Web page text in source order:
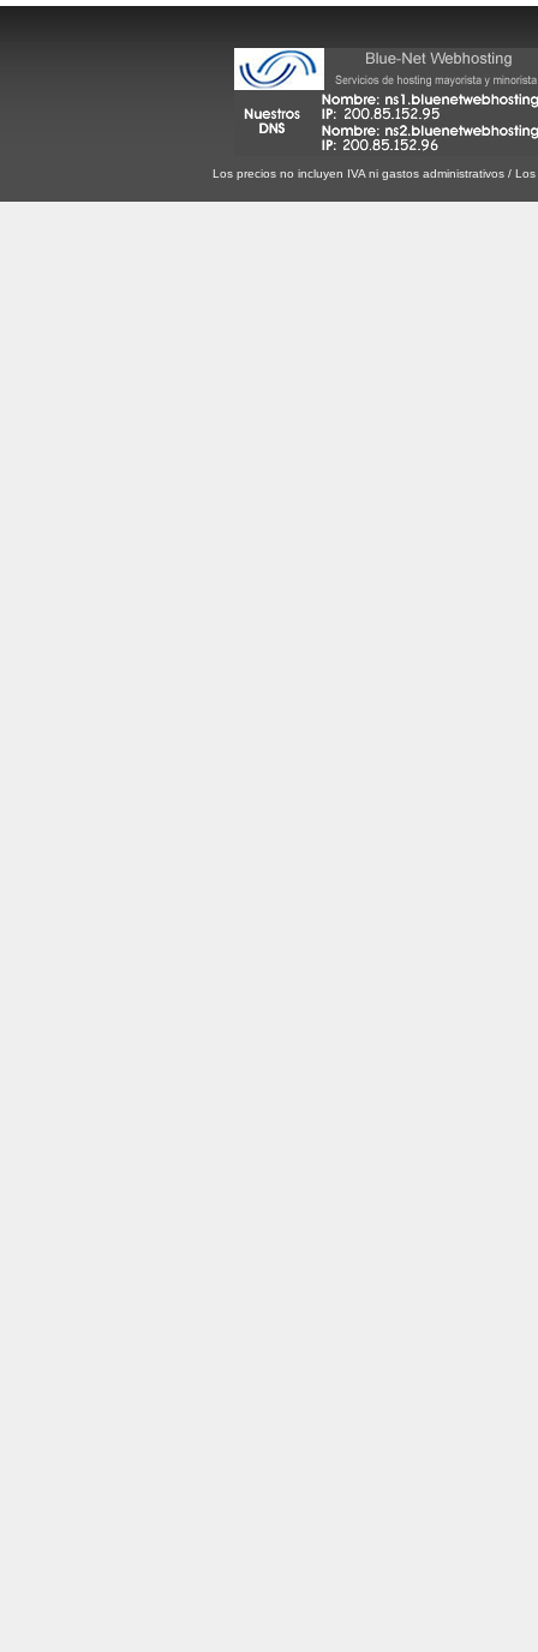
Los precios no incluyen IVA ni gastos administrativos /